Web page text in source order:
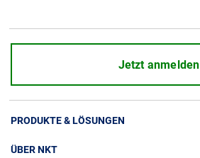
Jetzt anmelden
PRODUKTE & LÖSUNGEN
Hochspannung
ÜBER NKT